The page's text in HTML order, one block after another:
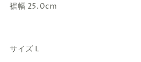
裾幅 25.0cm
サイズ L